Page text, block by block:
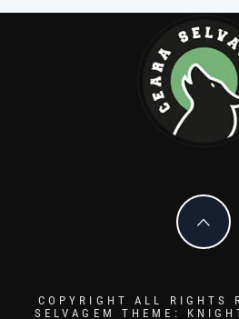
COPYRIGHT ALL RIGHTS
SELVAGEM THEME: